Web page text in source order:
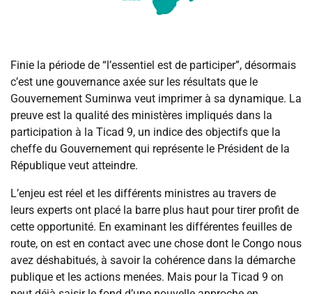
Finie la période de “l’essentiel est de participer”, désormais
c’est une gouvernance axée sur les résultats que le
Gouvernement Suminwa veut imprimer à sa dynamique. La
preuve est la qualité des ministères impliqués dans la
participation à la Ticad 9, un indice des objectifs que la
cheffe du Gouvernement qui représente le Président de la
République veut atteindre.
L’enjeu est réel et les différents ministres au travers de
leurs experts ont placé la barre plus haut pour tirer profit de
cette opportunité. En examinant les différentes feuilles de
route, on est en contact avec une chose dont le Congo nous
avez déshabitués, à savoir la cohérence dans la démarche
publique et les actions menées. Mais pour la Ticad 9 on